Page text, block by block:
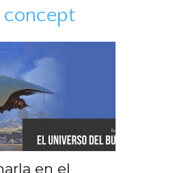
concept
en el